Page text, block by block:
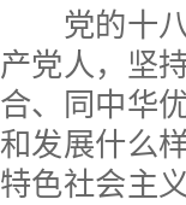
党的十八
产党人，坚
合、同中华
和发展什么
特色社会主